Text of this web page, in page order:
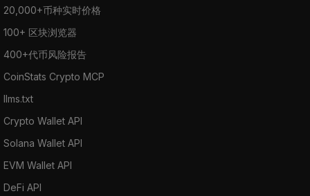
20,000+币种实时价格
100+ 区块浏览器
400+代币风险报告
CoinStats Crypto MCP
llms.txt
Crypto Wallet API
Solana Wallet API
EVM Wallet API
DeFi API